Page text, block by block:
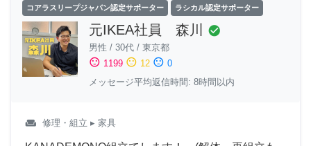
コアラスリープジャパン認定サポーター ラシカル認定サポーター
元IKEA社員 森川 check_circle
男性 / 30代 / 東京都
sentiment_satisfied 1199 sentiment_neutral 12 sentiment_dissatisfied 0
メッセージ平均返信時間: 8時間以内
weekend 修理・組立 ▸ 家具